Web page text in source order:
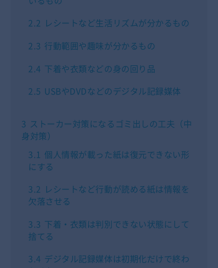
2.2 レシートなど生活リズムが分かるもの
2.3 行動範囲や趣味が分かるもの
2.4 下着や衣類などの身の回り品
2.5 USBやDVDなどのデジタル記録媒体
3 ストーカー対策になるゴミ出しの工夫（中
身対策）
3.1 個人情報が載った紙は復元できない形
にする
3.2 レシートなど行動が読める紙は情報を
欠落させる
3.3 下着・衣類は判別できない状態にして
捨てる
3.4 デジタル記録媒体は初期化だけで終わ